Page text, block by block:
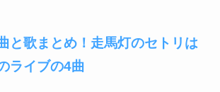
と歌まとめ！走馬灯のセトリは
ライブの4曲